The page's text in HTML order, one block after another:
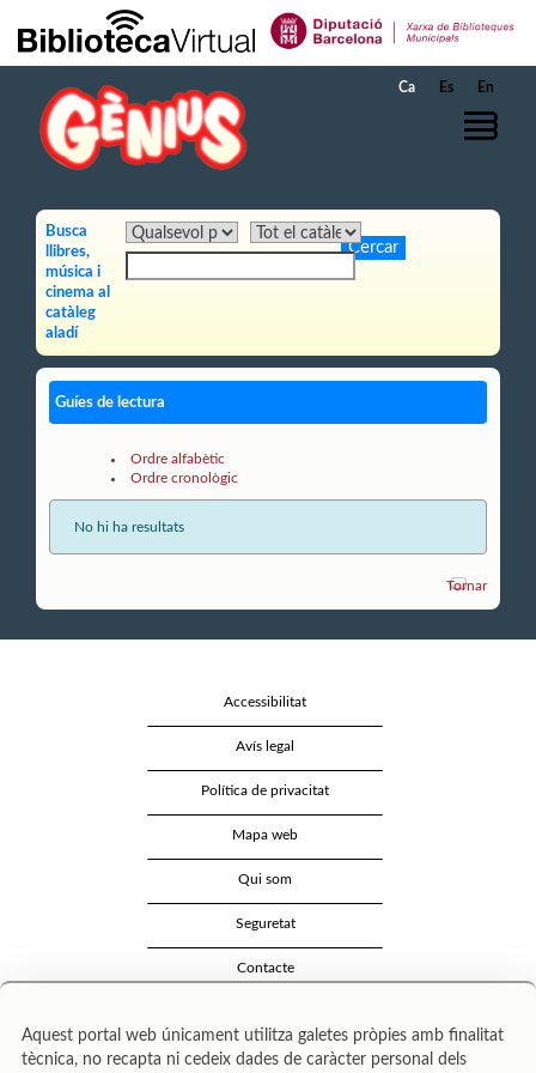
Salta al contingut principal
Ca Es En
Busca
llibres,
música i
cinema al
catàleg
aladí
Guíes de lectura
Ordre alfabètic
Ordre cronològic
No hi ha resultats
Tornar
Accessibilitat
Avís legal
Política de privacitat
Mapa web
Qui som
Seguretat
Contacte
Aquest portal web únicament utilitza galetes pròpies amb finalitat
tècnica, no recapta ni cedeix dades de caràcter personal dels